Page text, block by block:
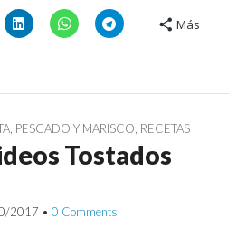
Más
, PESCADO Y MARISCO, RECETAS
Tostados
2017 • 0 Comments